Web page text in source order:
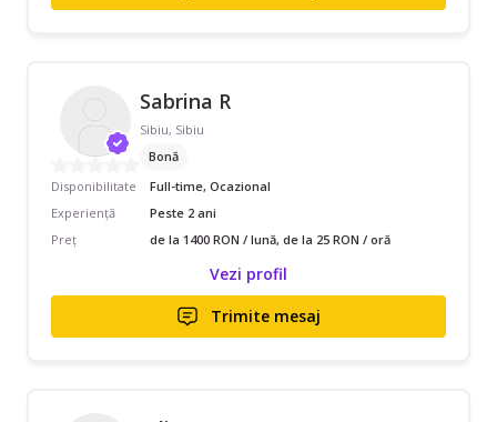
Sabrina R
Sibiu, Sibiu
Bonă
Disponibilitate
Full-time, Ocazional
Experiență
Peste 2 ani
Preț
de la 1400 RON / lună, de la 25 RON / oră
Vezi profil
Trimite mesaj